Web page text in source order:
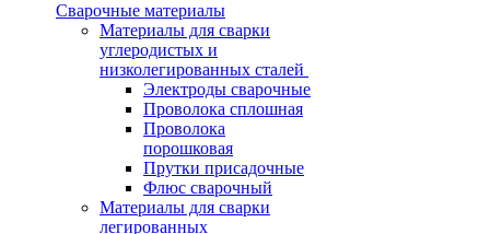
Сварочные материалы
Материалы для сварки
углеродистых и
низколегированных сталей
Электроды сварочные
Проволока сплошная
Проволока
порошковая
Прутки присадочные
Флюс сварочный
Материалы для сварки
легированных